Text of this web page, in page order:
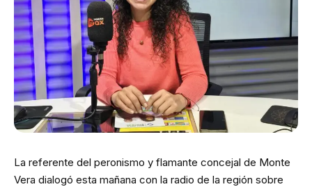
La referente del peronismo y flamante concejal de Monte
Vera dialogó esta mañana con la radio de la región sobre